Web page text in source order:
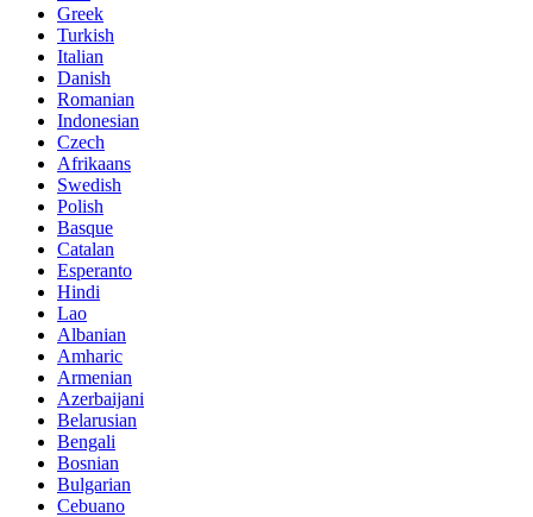
Greek
Turkish
Italian
Danish
Romanian
Indonesian
Czech
Afrikaans
Swedish
Polish
Basque
Catalan
Esperanto
Hindi
Lao
Albanian
Amharic
Armenian
Azerbaijani
Belarusian
Bengali
Bosnian
Bulgarian
Cebuano